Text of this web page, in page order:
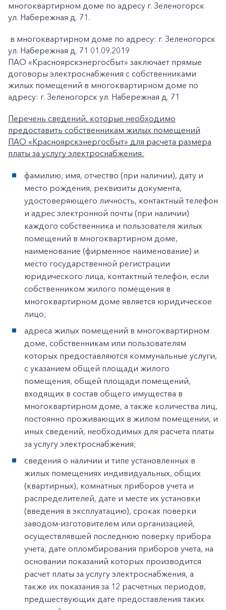
многоквартирном доме по адресу г. Зеленогорск
ул. Набережная д. 71.
в многоквартирном доме по адресу: г. Зеленогорск
ул. Набережная д. 71 01.09.2019
ПАО «Красноярскэнергосбыт» заключает прямые
договоры электроснабжения с собственниками
жилых помещений в многоквартирном доме по
адресу: г. Зеленогорск ул. Набережная д. 71
Перечень сведений, которые необходимо
предоставить собственникам жилых помещений
ПАО «Красноярскэнергосбыт» для расчета размера
платы за услугу электроснабжения:
фамилию, имя, отчество (при наличии), дату и
место рождения, реквизиты документа,
удостоверяющего личность, контактный телефон
и адрес электронной почты (при наличии)
каждого собственника и пользователя жилых
помещений в многоквартирном доме,
наименование (фирменное наименование) и
место государственной регистрации
юридического лица, контактный телефон, если
собственником жилого помещения в
многоквартирном доме является юридическое
лицо;
адреса жилых помещений в многоквартирном
доме, собственникам или пользователям
которых предоставляются коммунальные услуги,
с указанием общей площади жилого
помещения, общей площади помещений,
входящих в состав общего имущества в
многоквартирном доме, а также количества лиц,
постоянно проживающих в жилом помещении, и
иных сведений, необходимых для расчета платы
за услугу электроснабжения;
сведения о наличии и типе установленных в
жилых помещениях индивидуальных, общих
(квартирных), комнатных приборов учета и
распределителей, дате и месте их установки
(введения в эксплуатацию), сроках поверки
заводом-изготовителем или организацией,
осуществлявшей последнюю поверку прибора
учета, дате опломбирования приборов учета, на
основании показаний которых производится
расчет платы за услугу электроснабжения, а
также их показания за 12 расчетных периодов,
предшествующих дате предоставления таких